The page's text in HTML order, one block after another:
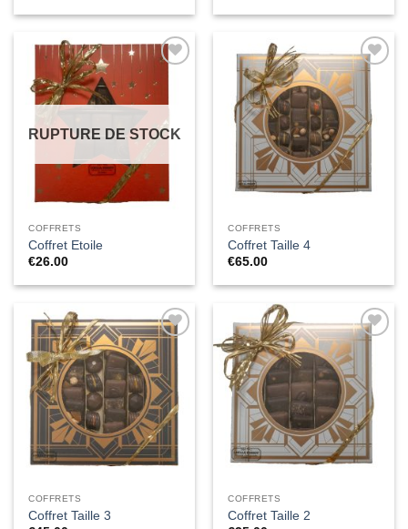
de
souhaits
RUPTURE DE STOCK
COFFRETS
Coffret Etoile
€26.00
Ajouter
à la liste
souhaits
COFFRETS
Coffret Taille 4
€65.00
Ajouter
à la liste
de
souhaits
COFFRETS
Coffret Taille 3
à la liste
souhaits
COFFRETS
Coffret Taille 2